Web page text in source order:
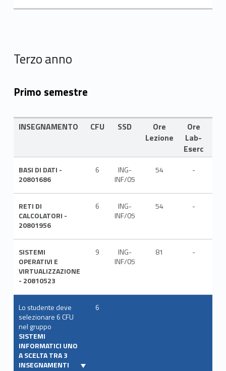
Terzo anno
Primo semestre
INSEGNAMENTO CFU SSD
Ore
Lezione
Ore
Lab-
Eserc
BASI DI DATI -
20801686
6
ING-
INF/05
54 -
RETI DI
CALCOLATORI -
20801956
6
ING-
INF/05
54 -
SISTEMI
OPERATIVI E
VIRTUALIZZAZIONE
- 20810523
9
ING-
INF/05
81 -
Lo studente deve
selezionare 6 CFU
nel gruppo
SISTEMI
INFORMATICI UNO
A SCELTA TRA 3
INSEGNAMENTI
6